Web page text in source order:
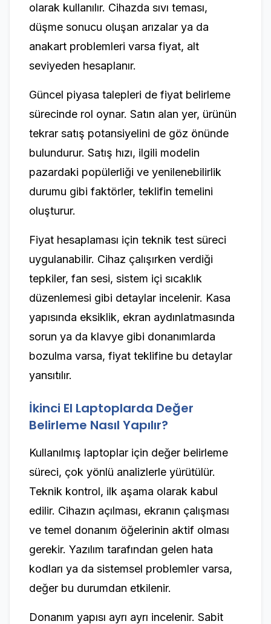
olarak kullanılır. Cihazda sıvı teması,
düşme sonucu oluşan arızalar ya da
anakart problemleri varsa fiyat, alt
seviyeden hesaplanır.
Güncel piyasa talepleri de fiyat belirleme
sürecinde rol oynar. Satın alan yer, ürünün
tekrar satış potansiyelini de göz önünde
bulundurur. Satış hızı, ilgili modelin
pazardaki popülerliği ve yenilenebilirlik
durumu gibi faktörler, teklifin temelini
oluşturur.
Fiyat hesaplaması için teknik test süreci
uygulanabilir. Cihaz çalışırken verdiği
tepkiler, fan sesi, sistem içi sıcaklık
düzenlemesi gibi detaylar incelenir. Kasa
yapısında eksiklik, ekran aydınlatmasında
sorun ya da klavye gibi donanımlarda
bozulma varsa, fiyat teklifine bu detaylar
yansıtılır.
İkinci El Laptoplarda Değer
Belirleme Nasıl Yapılır?
Kullanılmış laptoplar için değer belirleme
süreci, çok yönlü analizlerle yürütülür.
Teknik kontrol, ilk aşama olarak kabul
edilir. Cihazın açılması, ekranın çalışması
ve temel donanım öğelerinin aktif olması
gerekir. Yazılım tarafından gelen hata
kodları ya da sistemsel problemler varsa,
değer bu durumdan etkilenir.
Donanım yapısı ayrı ayrı incelenir. Sabit